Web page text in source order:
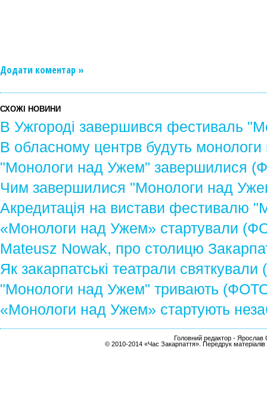
Додати коментар »
СХОЖІ НОВИНИ
В Ужгороді завершився фестиваль
В обласному центрв будуть
"Монологи над Ужем" завершилися
Чим завершилися "Монологи над
Акредитація на вистави фестивалю
«Монологи над Ужем» стартували
Mateusz Nowak, про столицю
Як закарпатські театрали
"Монологи над Ужем" тривають
«Монологи над Ужем» стартують
Головний редактор - Ярослав
© 2010-2014 «Час Закарпаття». Передрук